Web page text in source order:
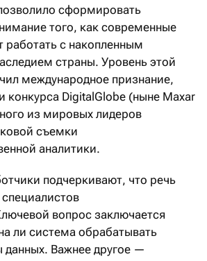
сформировать
того, как современные
работать с накопленным
страны. Уровень этой
международное признание,
конкурса DigitalGlobe (ныне Maxar
из мировых лидеров
съемки
аналитики.
подчеркивают, что речь
вопрос заключается
ли система обрабатывать
Важнее другое —